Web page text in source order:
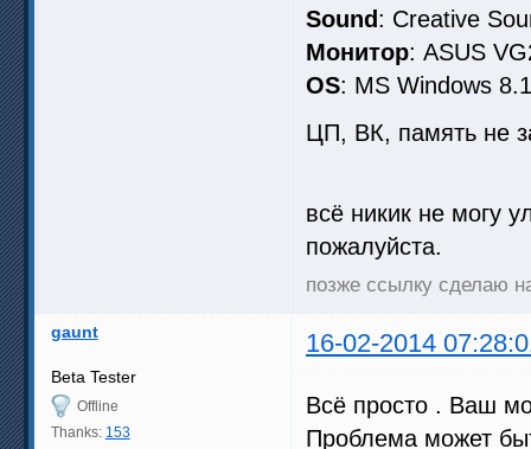
Sound: Creative
Монитор: ASUS
OS: MS Windows
ЦП, ВК, память не
всё никик не могу
пожалуйста.
позже ссылку сделаю
gaunt 16-02-2014
Beta Tester
Offline
Thanks: 153
Всё просто . Ваш
Проблема может